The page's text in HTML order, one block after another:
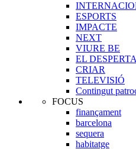
ESPORTS
IMPACTE
NEXT
VIURE BE
EL
CRIAR
TELEVISIÓ
Contingut
FOCUS
finançament
barcelona
sequera
habitatge